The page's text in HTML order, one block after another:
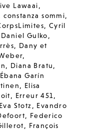
Lawaai,
constanza sommi,
, Cyril
Daniel Gulko,
, Dany et
,
, Diana Bratu,
Ébana Garín
, Elisa
, Erreur 451,
Eva Stotz , Evandro
, Federico
, François